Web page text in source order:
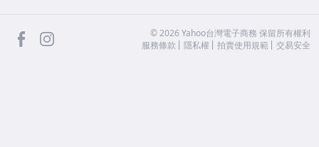
facebook ©2026 Yahoo台灣電子商務 保留所有權利
服務條款
隱私權 拍賣使用規範 交易安全